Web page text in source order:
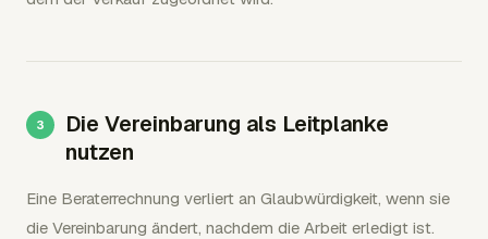
Die Vereinbarung als Leitplanke
nutzen
Eine Beraterrechnung verliert an Glaubwürdigkeit, wenn sie
die Vereinbarung ändert, nachdem die Arbeit erledigt ist.